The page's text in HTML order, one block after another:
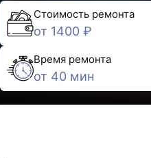
Стоимость ремонта
от 1400 ₽
Время ремонта
от 40 мин